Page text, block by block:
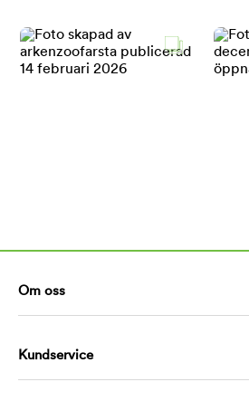
Om oss
Kundservice